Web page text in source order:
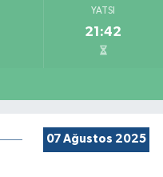
YATSI
21:42
07 Ağustos 2025